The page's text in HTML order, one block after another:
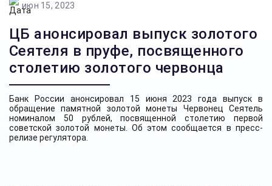
июн 15, 2023
ЦБ анонсировал выпуск золотого
Сеятеля в пруфе, посвященного
столетию золотого червонца
Банк России анонсировал 15 июня 2023 года выпуск в
обращение памятной золотой монеты Червонец Сеятель
номиналом 50 рублей, посвященной столетию первой
советской золотой монеты. Об этом сообщается в пресс-
релизе регулятора.